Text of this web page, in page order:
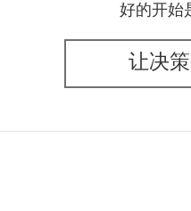
好的开始
让决